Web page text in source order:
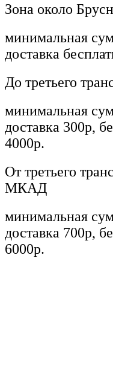
Зона около
минимальная
доставка
До третьего
минимальная
доставка 300р,
4000р.
От третьего
МКАД
минимальная
доставка 700р,
6000р.